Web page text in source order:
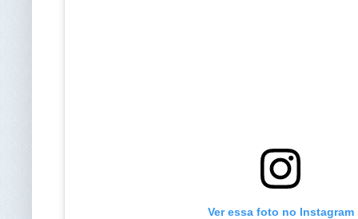
Ver essa foto no Instagram